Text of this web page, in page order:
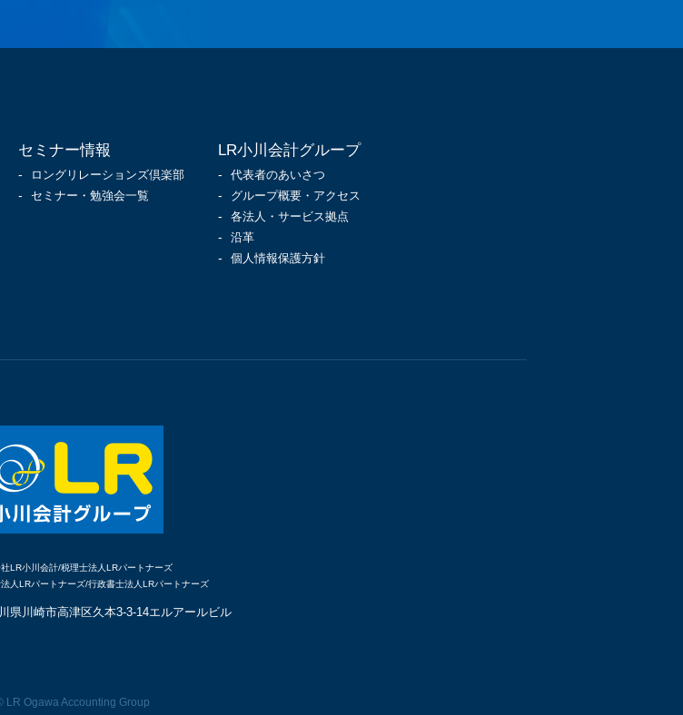
セミナー情報
ロングリレーションズ倶楽部
セミナー・勉強会一覧
LR小川会計グループ
代表者のあいさつ
グループ概要・アクセス
各法人・サービス拠点
沿革
個人情報保護方針
LR小川会計/税理士法人LRパートナーズ
人LRパートナーズ/行政書士法人LRパートナーズ
県川崎市高津区久本3-3-14エルアールビル
LR Ogawa Accounting Group